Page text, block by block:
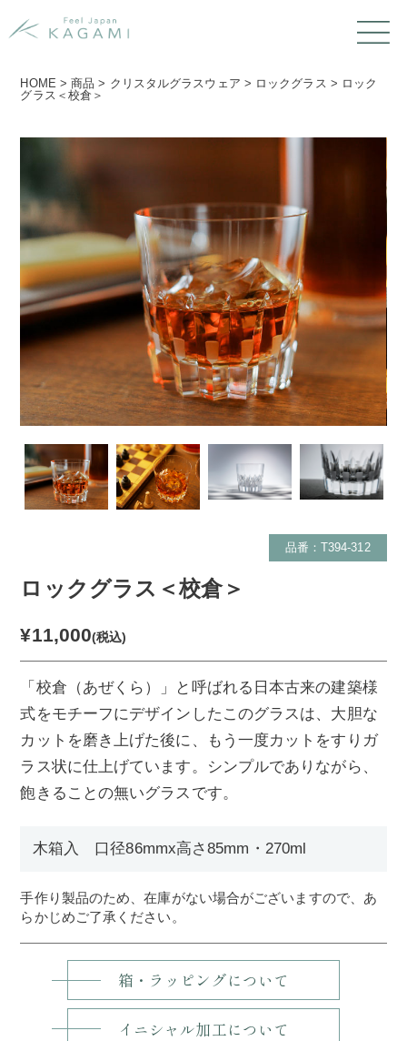
HOME >商品 > クリスタルグラスウェア > ロックグラス > ロック
グラス＜校倉＞
品番：T394-312
ロックグラス＜校倉＞
¥11,000(税込)
「校倉（あぜくら）」と呼ばれる日本古来の建築様
式をモチーフにデザインしたこのグラスは、大胆な
カットを磨き上げた後に、もう一度カットをすりガ
ラス状に仕上げています。シンプルでありながら、
飽きることの無いグラスです。
木箱入 口径86mmx高さ85mm・270ml
手作り製品のため、在庫がない場合がございますので、あ
らかじめご了承ください。
箱・ラッピングについて
イニシャル加工について